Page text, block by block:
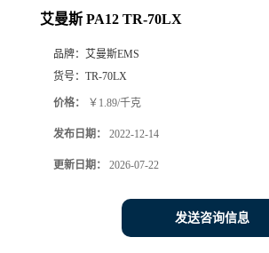
厅
艾曼斯 PA12 TR-70LX
品牌： 艾曼斯EMS
货号： TR-70LX
价格： ￥1.89/千克
发布日期： 2022-12-14
更新日期： 2026-07-22
发送咨询信息